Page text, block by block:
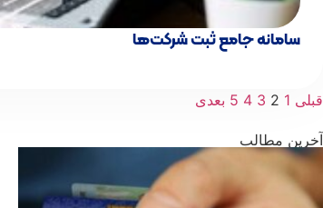
سامانه جامع ثبت شرکت‌ها
قبلی 1
2
3
4
5 بعدی
آخرین مطالب